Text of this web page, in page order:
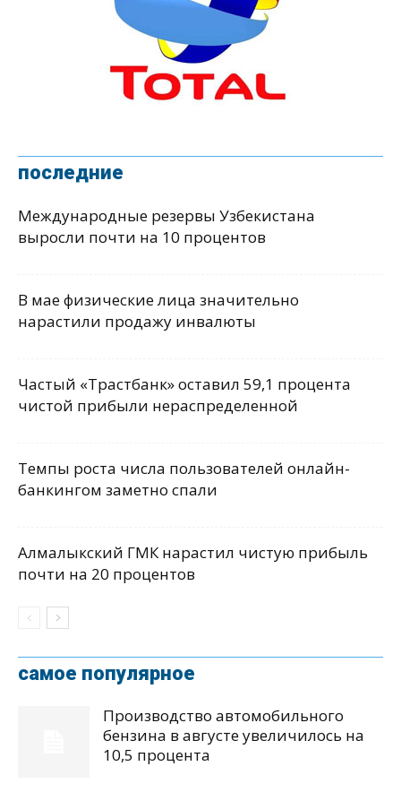
последние
Международные резервы Узбекистана
выросли почти на 10 процентов
В мае физические лица значительно
нарастили продажу инвалюты
Частый «Трастбанк» оставил 59,1 процента
чистой прибыли нераспределенной
Темпы роста числа пользователей онлайн-
банкингом заметно спали
Алмалыкский ГМК нарастил чистую прибыль
почти на 20 процентов
самое популярное
Производство автомобильного
бензина в августе увеличилось на
10,5 процента